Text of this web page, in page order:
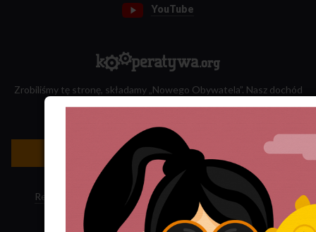
YouTube
Zrobiliśmy tę stronę, składamy „Nowego Obywatela”. Nasz dochód
Newsletter »
Regulamin sklepu Polityka ciasteczek · Subskrypcja RSS